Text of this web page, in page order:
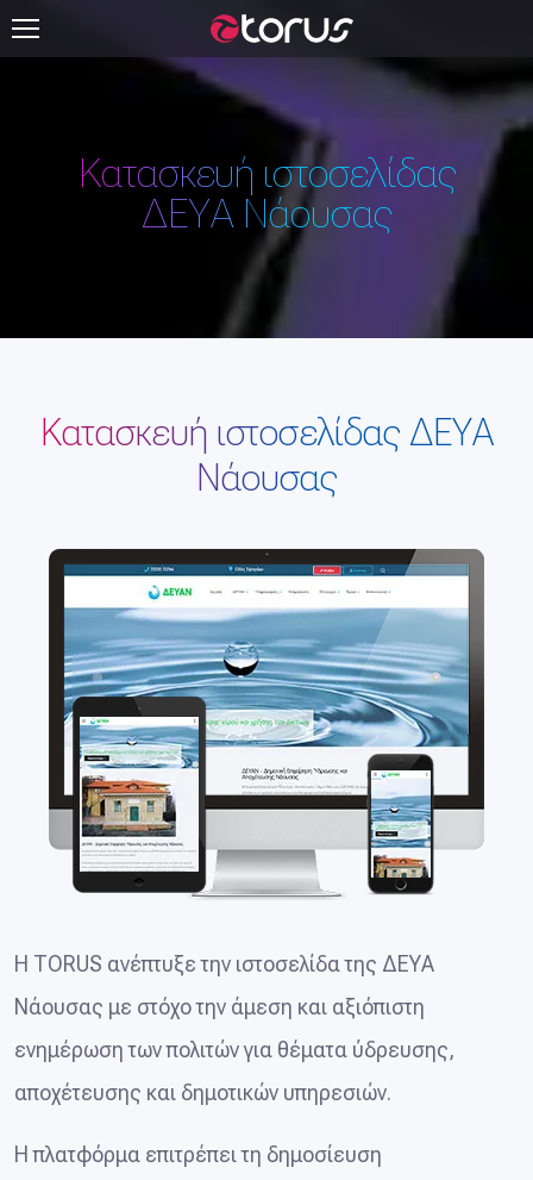
Κατασκευή ιστοσελίδας
ΔΕΥΑ Νάουσας
Κατασκευή ιστοσελίδας ΔΕΥΑ
Νάουσας
Η TORUS ανέπτυξε την ιστοσελίδα της ΔΕΥΑ
Νάουσας με στόχο την άμεση και αξιόπιστη
ενημέρωση των πολιτών για θέματα ύδρευσης,
αποχέτευσης και δημοτικών υπηρεσιών.
Η πλατφόρμα επιτρέπει τη δημοσίευση